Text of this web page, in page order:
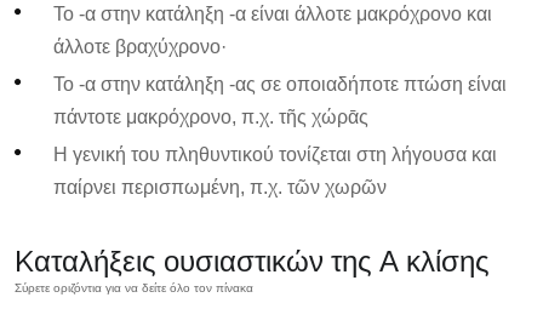
Το -α στην κατάληξη -α είναι άλλοτε μακρόχρονο και
άλλοτε βραχύχρονο·
Το -α στην κατάληξη -ας σε οποιαδήποτε πτώση είναι
πάντοτε μακρόχρονο, π.χ. τῆς χώρᾱς
Η γενική του πληθυντικού τονίζεται στη λήγουσα και
παίρνει περισπωμένη, π.χ. τῶν χωρῶν
Kαταλήξεις ουσιαστικών της Α κλίσης